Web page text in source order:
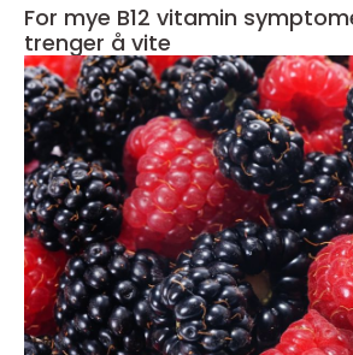
For mye B12 vitamin
trenger å vite